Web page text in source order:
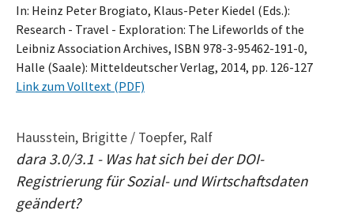
In: Heinz Peter Brogiato, Klaus-Peter Kiedel (Eds.):
Research - Travel - Exploration: The Lifeworlds of the
Leibniz Association Archives, ISBN 978-3-95462-191-0,
Halle (Saale): Mitteldeutscher Verlag, 2014, pp. 126-127
Link zum Volltext (PDF)
Hausstein, Brigitte / Toepfer, Ralf
dara 3.0/3.1 - Was hat sich bei der DOI-
Registrierung für Sozial- und Wirtschaftsdaten
geändert?